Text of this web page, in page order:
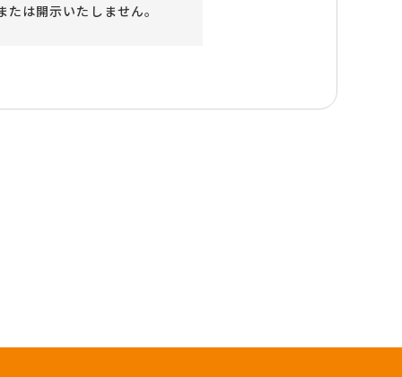
は開示いたしません。